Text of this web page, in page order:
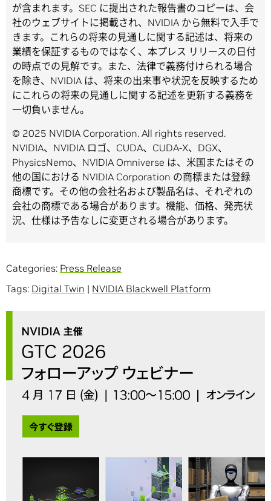
が含まれます。SEC に提出された報告書のコピーは、会
社のウェブサイトに掲載され、NVIDIA から無料で入手で
きます。これらの将来の見通しに関する記述は、将来の
業績を保証するものではなく、本プレス リリースの日付
の時点での見解です。また、法律で義務付けられる場合
を除き、NVIDIA は、将来の出来事や状況を反映するため
にこれらの将来の見通しに関する記述を更新する義務を
一切負いません。
© 2025 NVIDIA Corporation. All rights reserved.
NVIDIA、NVIDIA ロゴ、CUDA、CUDA-X、DGX、
PhysicsNemo、NVIDIA Omniverse は、米国またはその
他の国における NVIDIA Corporation の商標または登録
商標です。その他の会社名および製品名は、それぞれの
会社の商標である場合があります。機能、価格、発売状
況、仕様は予告なしに変更される場合があります。
Categories: Press Release
Tags: Digital Twin | NVIDIA Blackwell Platform